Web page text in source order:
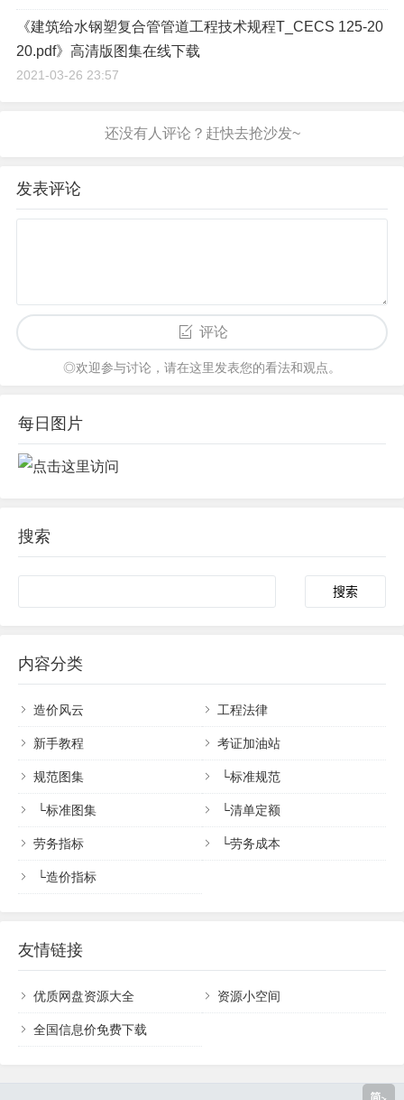
《建筑给水钢塑复合管管道工程技术规程T_CECS 125-20
20.pdf》高清版图集在线下载
2021-03-26 23:57
发表评论
评论
◎欢迎参与讨论，请在这里发表您的看法和观点。
每日图片
搜索
内容分类
造价风云 工程法律
新手教程 考证加油站
规范图集 └标准规范
└标准图集 └清单定额
劳务指标 └劳务成本
└造价指标
友情链接
优质网盘资源大全 资源小空间
全国信息价免费下载